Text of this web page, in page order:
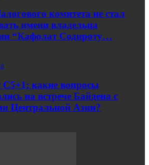
комитета не стал
имени владельца
“Кафолат Содироту…
какие вопросы
на встрече Байдена с
Центральной Азии?